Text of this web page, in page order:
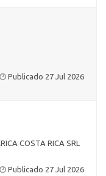
Publicado 27 Jul 2026
COSTA RICA SRL
Publicado 27 Jul 2026